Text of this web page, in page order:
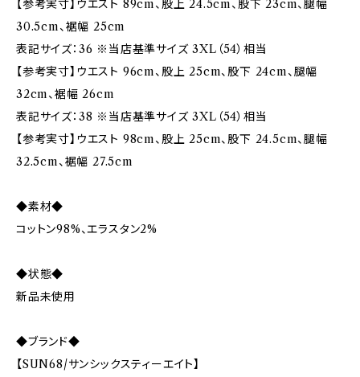
【参考実寸】ウエスト 89cm、股上 24.5cm、股下 23cm、腿幅
30.5cm、裾幅 25cm
表記サイズ：36 ※当店基準サイズ 3XL（54）相当
【参考実寸】ウエスト 96cm、股上 25cm、股下 24cm、腿幅
32cm、裾幅 26cm
表記サイズ：38 ※当店基準サイズ 3XL（54）相当
【参考実寸】ウエスト 98cm、股上 25cm、股下 24.5cm、腿幅
32.5cm、裾幅 27.5cm
◆素材◆
コットン98%、エラスタン2%
◆状態◆
新品未使用
◆ブランド◆
【SUN68/サンシックスティーエイト】